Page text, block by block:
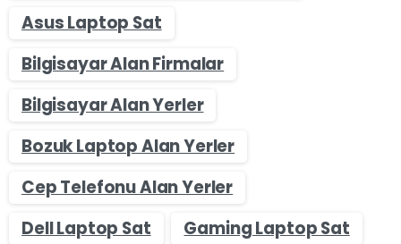
Asus Laptop Sat
Bilgisayar Alan Firmalar
Bilgisayar Alan Yerler
Bozuk Laptop Alan Yerler
Cep Telefonu Alan Yerler
Dell Laptop Sat
Gaming Laptop Sat